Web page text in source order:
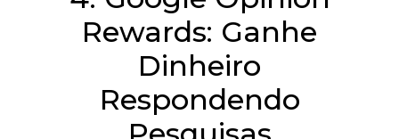
Rewards: Ganhe
Dinheiro
Respondendo